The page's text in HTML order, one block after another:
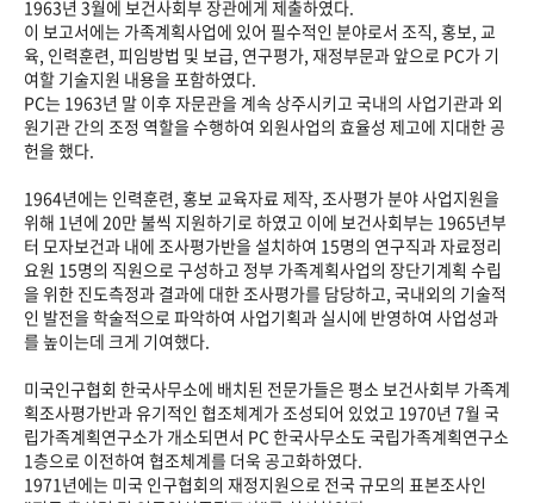
1963년 3월에 보건사회부 장관에게 제출하였다.
이 보고서에는 가족계획사업에 있어 필수적인 분야로서 조직, 홍보, 교
육, 인력훈련, 피임방법 및 보급, 연구평가, 재정부문과 앞으로 PC가 기
여할 기술지원 내용을 포함하였다.
PC는 1963년 말 이후 자문관을 계속 상주시키고 국내의 사업기관과 외
원기관 간의 조정 역할을 수행하여 외원사업의 효율성 제고에 지대한 공
헌을 했다.
1964년에는 인력훈련, 홍보 교육자료 제작, 조사평가 분야 사업지원을
위해 1년에 20만 불씩 지원하기로 하였고 이에 보건사회부는 1965년부
터 모자보건과 내에 조사평가반을 설치하여 15명의 연구직과 자료정리
요원 15명의 직원으로 구성하고 정부 가족계획사업의 장단기계획 수립
을 위한 진도측정과 결과에 대한 조사평가를 담당하고, 국내외의 기술적
인 발전을 학술적으로 파악하여 사업기획과 실시에 반영하여 사업성과
를 높이는데 크게 기여했다.
미국인구협회 한국사무소에 배치된 전문가들은 평소 보건사회부 가족계
획조사평가반과 유기적인 협조체계가 조성되어 있었고 1970년 7월 국
립가족계획연구소가 개소되면서 PC 한국사무소도 국립가족계획연구소
1층으로 이전하여 협조체계를 더욱 공고화하였다.
1971년에는 미국 인구협회의 재정지원으로 전국 규모의 표본조사인